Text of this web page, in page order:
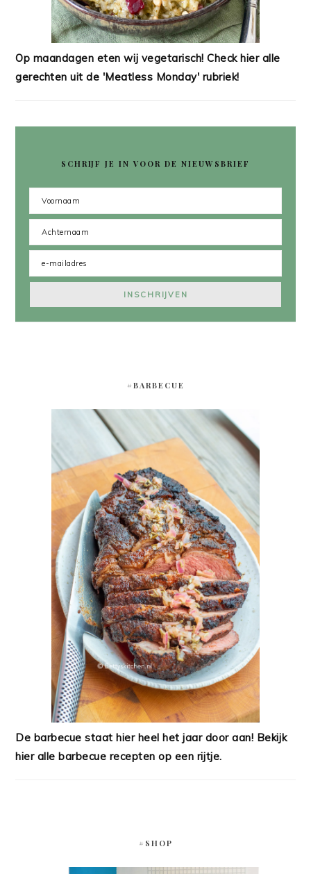
Op maandagen eten wij vegetarisch! Check hier alle
gerechten uit de 'Meatless Monday' rubriek!
SCHRIJF JE IN VOOR DE NIEUWSBRIEF
#BARBECUE
De barbecue staat hier heel het jaar door aan! Bekijk
hier alle barbecue recepten op een rijtje.
#SHOP